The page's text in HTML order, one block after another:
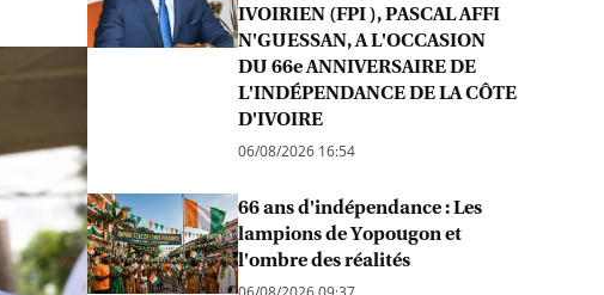
IVOIRIEN (FPI ), PASCAL AFFI
N'GUESSAN, A L'OCCASION
DU 66e ANNIVERSAIRE DE
L'INDÉPENDANCE DE LA CÔTE
D'IVOIRE
06/08/2026 16:54
66 ans d'indépendance : Les
lampions de Yopougon et
l'ombre des réalités